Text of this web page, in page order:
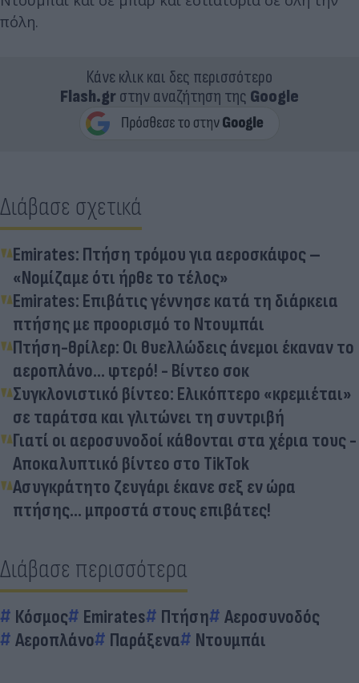
πόλη.
Κάνε κλικ και δες περισσότερο
Flash.grστην αναζήτηση της Google
Διάβασε σχετικά
Emirates: Πτήση τρόμου για αεροσκάφος –
«Νομίζαμε ότι ήρθε το τέλος»
Emirates: Επιβάτις γέννησε κατά τη διάρκεια
πτήσης με προορισμό το Ντουμπάι
Πτήση-θρίλερ: Οι θυελλώδεις άνεμοι έκαναν το
αεροπλάνο... φτερό! - Βίντεο σοκ
Συγκλονιστικό βίντεο: Ελικόπτερο «κρεμιέται»
σε ταράτσα και γλιτώνει τη συντριβή
Γιατί οι αεροσυνοδοί κάθονται στα χέρια τους -
Αποκαλυπτικό βίντεο στο TikTok
Ασυγκράτητο ζευγάρι έκανε σεξ εν ώρα
πτήσης... μπροστά στους επιβάτες!
Διάβασε περισσότερα
Κόσμος Emirates Πτήση
Αεροσυνοδός
Αεροπλάνο
Παράξενα Ντουμπάι